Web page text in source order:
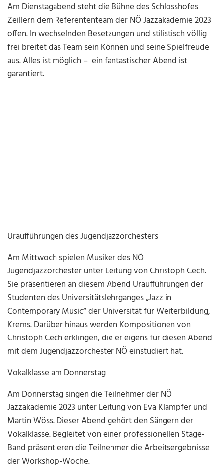
Am Dienstagabend steht die Bühne des Schlosshofes
Zeillern dem Referententeam der NÖ Jazzakademie 2023
offen. In wechselnden Besetzungen und stilistisch völlig
frei breitet das Team sein Können und seine Spielfreude
aus. Alles ist möglich – ein fantastischer Abend ist
garantiert.
Uraufführungen des Jugendjazzorchesters
Am Mittwoch spielen Musiker des NÖ
Jugendjazzorchester unter Leitung von Christoph Cech.
Sie präsentieren an diesem Abend Uraufführungen der
Studenten des Universitätslehrganges „Jazz in
Contemporary Music“ der Universität für Weiterbildung,
Krems. Darüber hinaus werden Kompositionen von
Christoph Cech erklingen, die er eigens für diesen Abend
mit dem Jugendjazzorchester NÖ einstudiert hat.
Vokalklasse am Donnerstag
Am Donnerstag singen die Teilnehmer der NÖ
Jazzakademie 2023 unter Leitung von Eva Klampfer und
Martin Wöss. Dieser Abend gehört den Sängern der
Vokalklasse. Begleitet von einer professionellen Stage-
Band präsentieren die Teilnehmer die Arbeitsergebnisse
der Workshop-Woche.